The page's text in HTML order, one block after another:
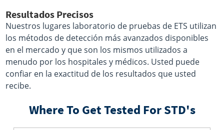
Resultados Precisos
Nuestros lugares laboratorio de pruebas de ETS utilizan
los métodos de detección más avanzados disponibles
en el mercado y que son los mismos utilizados a
menudo por los hospitales y médicos. Usted puede
confiar en la exactitud de los resultados que usted
recibe.
Where To Get Tested For STD's